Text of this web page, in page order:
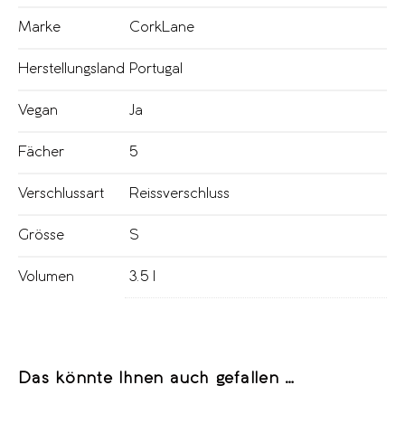
Marke CorkLane
Herstellungsland Portugal
Vegan Ja
Fächer 5
Verschlussart Reissverschluss
Grösse S
Volumen 3.5 l
Das könnte Ihnen auch gefallen …